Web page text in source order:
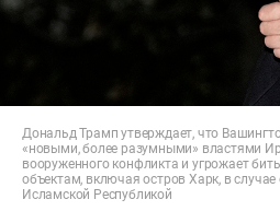
Дональд Трамп утверждает, что
«новыми, более разумными» властями
вооруженного конфликта и угрожает
объектам, включая остров Харк, в
Исламской Республикой